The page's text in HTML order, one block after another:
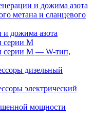
и дожима азота
метана и сланцевого
и дожима азота
серии M
серии M — W-тип,
дизельный
электрический
мощности